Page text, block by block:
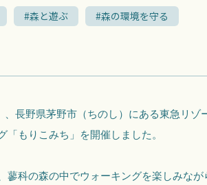
#森と遊ぶ #森の環境を守る
、長野県茅野市（ちのし）にある東急リ
「もりこみち」を開催しました。
蓼科の森の中でウォーキングを楽しみな